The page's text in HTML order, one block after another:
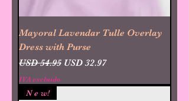
Mayoral Lavendar Tulle Overlay
Dress with Purse
Precio
USD 54.95 Precio de oferta
USD 32.97
IVA excluido
N e w!